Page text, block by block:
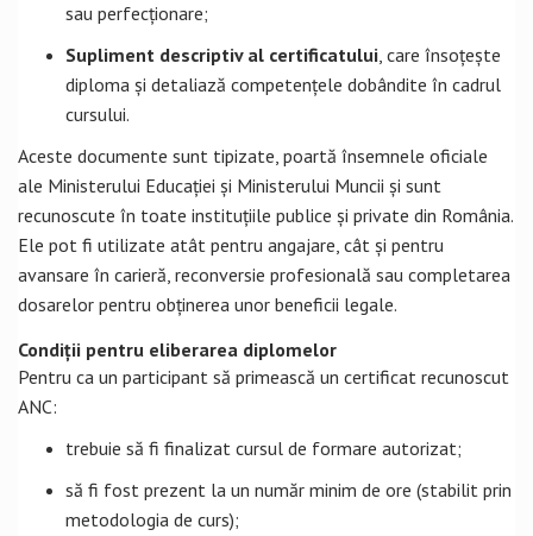
sau perfecționare;
Supliment descriptiv al certificatului, care însoțește
diploma și detaliază competențele dobândite în cadrul
cursului.
Aceste documente sunt tipizate, poartă însemnele oficiale
ale Ministerului Educației și Ministerului Muncii și sunt
recunoscute în toate instituțiile publice și private din România.
Ele pot fi utilizate atât pentru angajare, cât și pentru
avansare în carieră, reconversie profesională sau completarea
dosarelor pentru obținerea unor beneficii legale.
Condiții pentru eliberarea diplomelor
Pentru ca un participant să primească un certificat recunoscut
ANC:
trebuie să fi finalizat cursul de formare autorizat;
să fi fost prezent la un număr minim de ore (stabilit prin
metodologia de curs);